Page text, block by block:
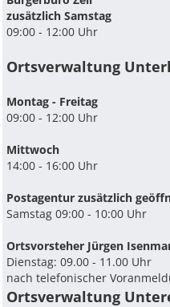
zusätzlich Samstag
09:00 - 12:00 Uhr
Ortsverwaltung
Montag - Freitag
09:00 - 12:00 Uhr
Mittwoch
14:00 - 16:00 Uhr
Postagentur zusätzlich
Samstag 09:00 - 10:00 Uhr
Ortsvorsteher Jürgen
Dienstag: 09.00 - 11.00 Uhr
nach telefonischer
Ortsverwaltung